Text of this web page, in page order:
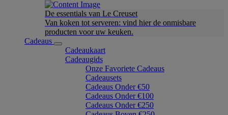
De essentials van Le Creuset
Van koken tot serveren: vind hier de onmisbare
producten voor uw keuken.
Cadeaus
Cadeaukaart
Cadeaugids
Onze Favoriete Cadeaus
Cadeausets
Cadeaus Onder €50
Cadeaus Onder €100
Cadeaus Onder €250